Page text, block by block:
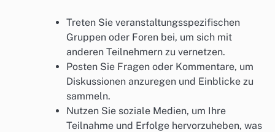
Treten Sie veranstaltungsspezifischen
Gruppen oder Foren bei, um sich mit
anderen Teilnehmern zu vernetzen.
Posten Sie Fragen oder Kommentare, um
Diskussionen anzuregen und Einblicke zu
sammeln.
Nutzen Sie soziale Medien, um Ihre
Teilnahme und Erfolge hervorzuheben, was